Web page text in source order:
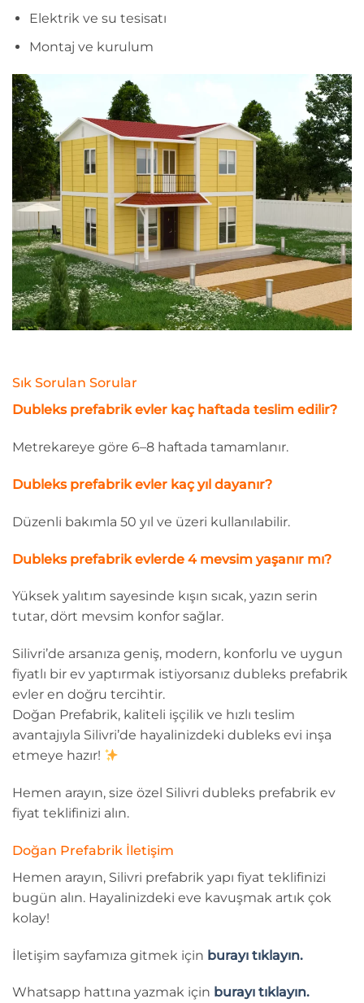
Elektrik ve su tesisatı
Montaj ve kurulum
Sık Sorulan Sorular
Dubleks prefabrik evler kaç haftada teslim edilir?
Metrekareye göre 6–8 haftada tamamlanır.
Dubleks prefabrik evler kaç yıl dayanır?
Düzenli bakımla 50 yıl ve üzeri kullanılabilir.
Dubleks prefabrik evlerde 4 mevsim yaşanır mı?
Yüksek yalıtım sayesinde kışın sıcak, yazın serin
tutar, dört mevsim konfor sağlar.
Silivri’de arsanıza geniş, modern, konforlu ve uygun
fiyatlı bir ev yaptırmak istiyorsanız dubleks prefabrik
evler en doğru tercihtir.
Doğan Prefabrik, kaliteli işçilik ve hızlı teslim
avantajıyla Silivri’de hayalinizdeki dubleks evi inşa
etmeye hazır!
Hemen arayın, size özel Silivri dubleks prefabrik ev
fiyat teklifinizi alın.
Doğan Prefabrik İletişim
Hemen arayın, Silivri prefabrik yapı fiyat teklifinizi
bugün alın. Hayalinizdeki eve kavuşmak artık çok
kolay!
İletişim sayfamıza gitmek için burayı tıklayın.
Whatsapp hattına yazmak için burayı tıklayın.